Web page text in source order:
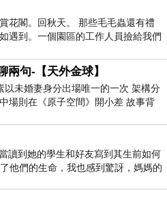
賞花閣。回秋天。 那些毛毛蟲還有禮
遇到。一個園區的工作人員撿給我們
兩句-【天外金球】
以未婚妻身分出場唯一的一次 架構分
中場則在《原子空間》開小差 故事背
外流亡 地下組織
讀到她的學生和好友寫到其生前如何
他們的生命，我也感到驚訝，媽媽的